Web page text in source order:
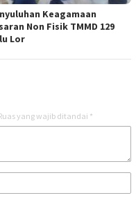
Keagamaan
Non Fisik TMMD 129
Lor
yang wajib ditandai *